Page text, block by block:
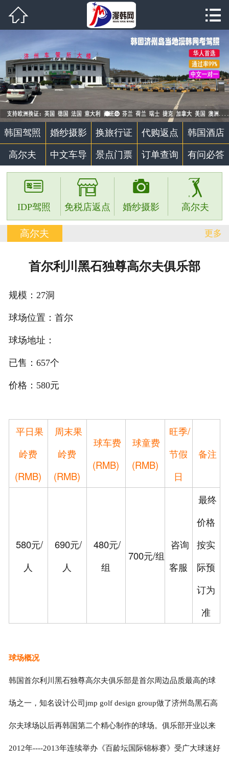
韩国驾照
代购返点
韩国酒店
高尔夫
景点门票
个性定制
有问必答


韩国驾照 婚纱摄影 换旅行证 代购返点 韩国酒店
高尔夫 中文车导 景点门票 订单查询 有问必答

IDP驾照

免税店返点

婚纱摄影

高尔夫
更多
高尔夫
首尔利川黑石独尊高尔夫俱乐部
规模：27洞
球场位置：首尔
球场地址：
已售：657个
价格：580元
平日果
岭费
(RMB)
周末果
岭费
(RMB)
球车费
(RMB)
球童费
(RMB)
旺季/
节假
日
备注
580元/
人
690元/
人
480元/
组
700元/组
咨询
客服
最终
价格
按实
际预
订为
准
球场概况
韩国首尔利川黑石独尊高尔夫俱乐部是首尔周边品质最高的球
场之一，知名设计公司jmp golf design group做了济州岛黑石高
尔夫球场以后再韩国第二个精心制作的球场。俱乐部开业以来
2012年----2013年连续举办《百龄坛国际锦标赛》受广大球迷好